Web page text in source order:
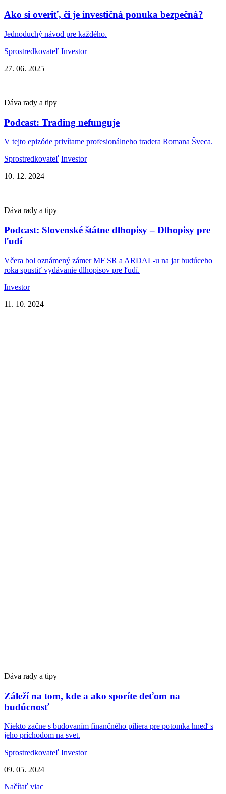
Ako si overiť, či je investičná ponuka bezpečná?
Jednoduchý návod pre každého.
Sprostredkovateľ Investor
27. 06. 2025
Dáva rady a tipy
Podcast: Trading nefunguje
V tejto epizóde privítame profesionálneho tradera Romana Šveca.
Sprostredkovateľ Investor
10. 12. 2024
Dáva rady a tipy
Podcast: Slovenské štátne dlhopisy – Dlhopisy pre
ľudí
Včera bol oznámený zámer MF SR a ARDAL-u na jar budúceho
roka spustiť vydávanie dlhopisov pre ľudí.
Investor
11. 10. 2024
Dáva rady a tipy
Záleží na tom, kde a ako sporíte deťom na
budúcnosť
Niekto začne s budovaním finančného piliera pre potomka hneď s
jeho príchodom na svet.
Sprostredkovateľ Investor
09. 05. 2024
Načítať viac